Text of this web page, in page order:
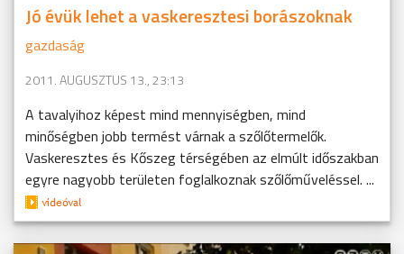
Jó évük lehet a vaskeresztesi borászoknak
gazdaság
2011. AUGUSZTUS 13., 23:13
A tavalyihoz képest mind mennyiségben, mind
minőségben jobb termést várnak a szőlőtermelők.
Vaskeresztes és Kőszeg térségében az elmúlt időszakban
egyre nagyobb területen foglalkoznak szőlőműveléssel. ...